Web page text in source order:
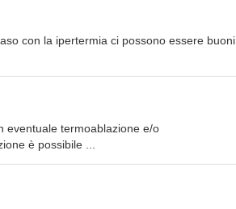
con la ipertermia ci possono essere buoni
eventuale termoablazione e/o
è possibile ...